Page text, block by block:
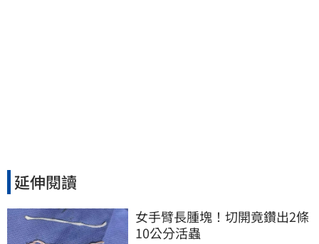
延伸閱讀
女手臂長腫塊！切開竟鑽出2條
10公分活蟲